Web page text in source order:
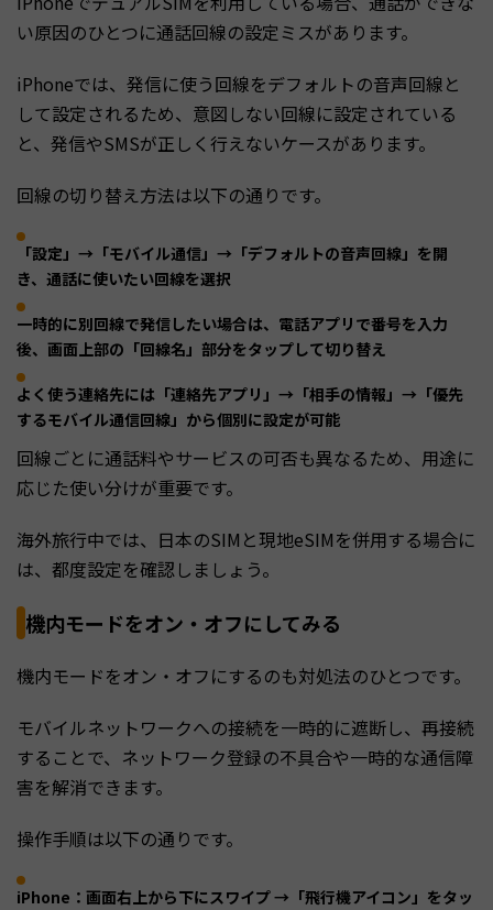
い原因のひとつに通話回線の設定ミスがあります。
iPhoneでは、発信に使う回線をデフォルトの音声回線と
して設定されるため、意図しない回線に設定されている
と、発信やSMSが正しく行えないケースがあります。
回線の切り替え方法は以下の通りです。
「設定」→「モバイル通信」→「デフォルトの音声回線」を開
き、通話に使いたい回線を選択
一時的に別回線で発信したい場合は、電話アプリで番号を入力
後、画面上部の「回線名」部分をタップして切り替え
よく使う連絡先には「連絡先アプリ」→「相手の情報」→「優先
するモバイル通信回線」から個別に設定が可能
回線ごとに通話料やサービスの可否も異なるため、用途に
応じた使い分けが重要です。
海外旅行中では、日本のSIMと現地eSIMを併用する場合に
は、都度設定を確認しましょう。
機内モードをオン・オフにしてみる
機内モードをオン・オフにするのも対処法のひとつです。
モバイルネットワークへの接続を一時的に遮断し、再接続
することで、ネットワーク登録の不具合や一時的な通信障
害を解消できます。
操作手順は以下の通りです。
iPhone：画面右上から下にスワイプ →「飛行機アイコン」をタッ